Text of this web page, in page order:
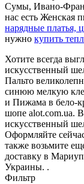
Сумы, Ивано-
нас есть Женская
нарядные платья,
нужно купить
Хотите всегда
искусственный
Пальто
синюю мелкую
и Пижама в бело-
шопе alot.com.ua.
искусственный
Оформляйте
также возьмите
доставку в
Украины. .
Фильтр